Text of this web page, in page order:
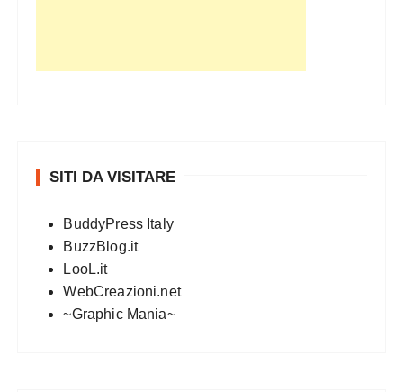
SITI DA VISITARE
BuddyPress Italy
BuzzBlog.it
LooL.it
WebCreazioni.net
~Graphic Mania~